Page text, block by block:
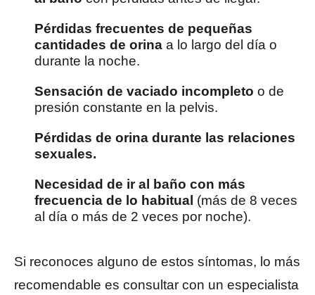
Pérdidas frecuentes de pequeñas
cantidades de orina a lo largo del día o
durante la noche.
Sensación de vaciado incompleto o de
presión constante en la pelvis.
Pérdidas de orina durante las relaciones
sexuales.
Necesidad de ir al baño con más
frecuencia de lo habitual (más de 8 veces
al día o más de 2 veces por noche).
Si reconoces alguno de estos síntomas, lo más
recomendable es consultar con un especialista